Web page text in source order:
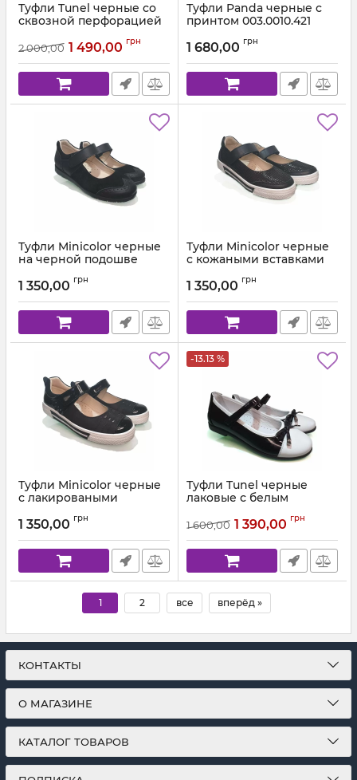
Туфли Tunel черные со
сквозной перфорацией
Артикул: 200-15-1 С (31-37)
2 000,00 1 490,00 грн
Туфли Panda черные с
принтом 003.0010.421
1 680,00 грн
Туфли Minicolor черные
на черной подошве
1 350,00 грн
Туфли Minicolor черные
с кожаными вставками
1 350,00 грн
Туфли Minicolor черные
с лакироваными
Артикул: 020.01 (29-39)
1 350,00 грн
-13.13 %
Туфли Tunel черные
лаковые с белым
Артикул: 1617 (31-37)
1 600,00 1 390,00 грн
1 2 все вперёд »
КОНТАКТЫ
О МАГАЗИНЕ
КАТАЛОГ ТОВАРОВ